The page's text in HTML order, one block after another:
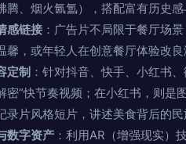
腾、烟火氤氲），搭配富有历史
感链接 ：广告片不局限于餐厅场
馨，或年轻人在创意餐厅体验改
定制 ：针对抖音、快手、小红书
密”快节奏视频；在小红书，则是
录片风格短片，讲述美食背后的民
数字资产 ：利用AR（增强现实）